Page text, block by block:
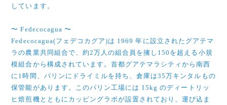
しています。
〜 Fedecocagua 〜
Fedecocagua(フェデコカグア)は 1969 年に設立されたグアテマ
ラの農業共同組合で、約2万人の組合員を擁し150を超える小規
模組合から構成されています。首都グアテマラシティから南西
に1時間、パリンにドライミルを持ち、倉庫は35万キンタルもの
保管能があります。このパリン工場には 15kg のディートリッ
ヒ焙煎機とともにカッピングラボが設置されており、運び込ま